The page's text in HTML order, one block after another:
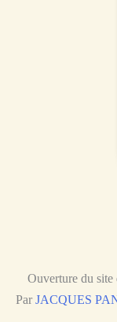
Ouverture du site
Par JACQUES